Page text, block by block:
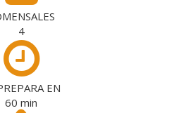
4
EN
60 min